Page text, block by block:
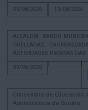
05/08/2026
13/08/2026
ALCALDÍA. BANDO
GRELLADAS,
ACTIVIDADES PROPIAS DAS
09/06/2026
Concellaría de
Adolescencia da Coruña